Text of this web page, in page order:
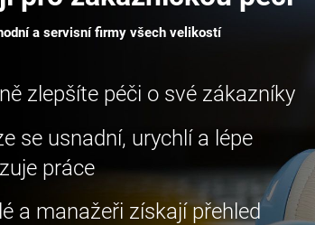
a servisní firmy všech velikostí
zlepšíte péči o své zákazníky
se usnadní, urychlí a lépe
práce
a manažeři získají přehled